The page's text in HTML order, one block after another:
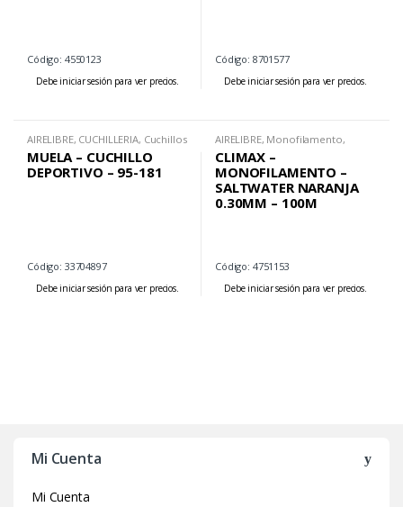
Código: 4550123
Debe iniciar sesión para ver precios.
Código: 8701577
Debe iniciar sesión para ver precios.
AIRELIBRE, CUCHILLERIA, Cuchillos
MUELA – CUCHILLO
DEPORTIVO – 95-181
Código: 33704897
Debe iniciar sesión para ver precios.
AIRELIBRE, Monofilamento,
CLIMAX –
MONOFILAMENTO –
SALTWATER NARANJA
0.30MM – 100M
Código: 4751153
Debe iniciar sesión para ver precios.
Mi Cuenta
Mi Cuenta